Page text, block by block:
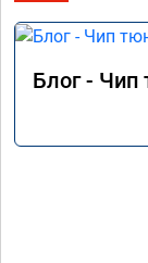
Блог - Чип